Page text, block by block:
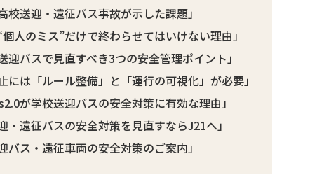
校送迎・遠征バス事故が示した課題」
個人のミス”だけで終わらせてはいけない理由」
迎バスで見直すべき3つの安全管理ポイント」
には「ルール整備」と「運行の可視化」が必要」
が学校送迎バスの安全対策に有効な理由」
・遠征バスの安全対策を見直すならJ21へ」
バス・遠征車両の安全対策のご案内」